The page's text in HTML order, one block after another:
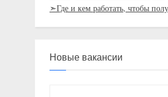
➣Где и кем работать, чтобы
Новые вакансии